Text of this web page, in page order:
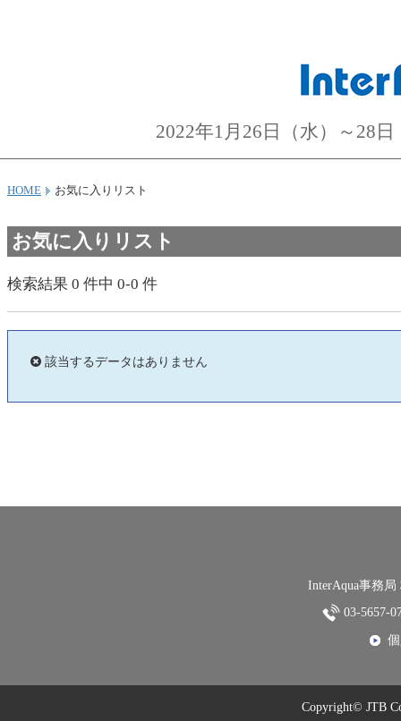
2022年1月26日（水）～28
HOME お気に入りリスト
お気に入りリスト
検索結果 0 件中 0-0 件
該当するデータはありません
InterAqua事務
03-5657-
Copyright© JTB